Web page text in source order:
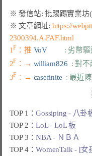
※ 文章網址: https://
2300394.A.FAF.html
1F ：推 VoV : 劣幣
2F ：→ william826 : 對不
3F ：→ casefinite : 最近
TOP 1：Gossiping - 八卦
TOP 2：LoL - LoL 板
TOP 3：NBA - ＮＢＡ
TOP 4：WomenTalk - [女